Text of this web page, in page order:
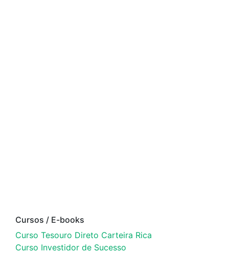
Cursos / E-books
Curso Tesouro Direto Carteira Rica
Curso Investidor de Sucesso